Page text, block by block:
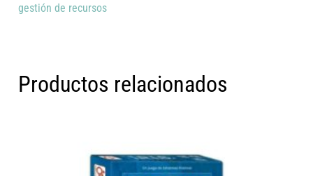
gestión de recursos
Productos relacionados